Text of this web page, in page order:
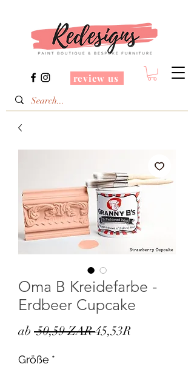
review us
Oma B Kreidefarbe -
Erdbeer Cupcake
ab 50,59 ZAR Standardpreis
45,53RSale-
Größe *